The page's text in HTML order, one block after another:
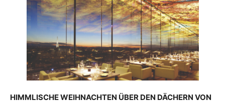
HIMMLISCHE WEIHNACHTEN ÜBER DEN DÄCHERN VON